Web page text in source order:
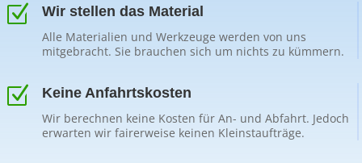
Z Wir stellen das Material
Alle Materialien und Werkzeuge werden von uns
mitgebracht. Sie brauchen sich um nichts zu kümmern.
Z Keine Anfahrtskosten
Wir berechnen keine Kosten für An- und Abfahrt. Jedoch
erwarten wir fairerweise keinen Kleinstaufträge.